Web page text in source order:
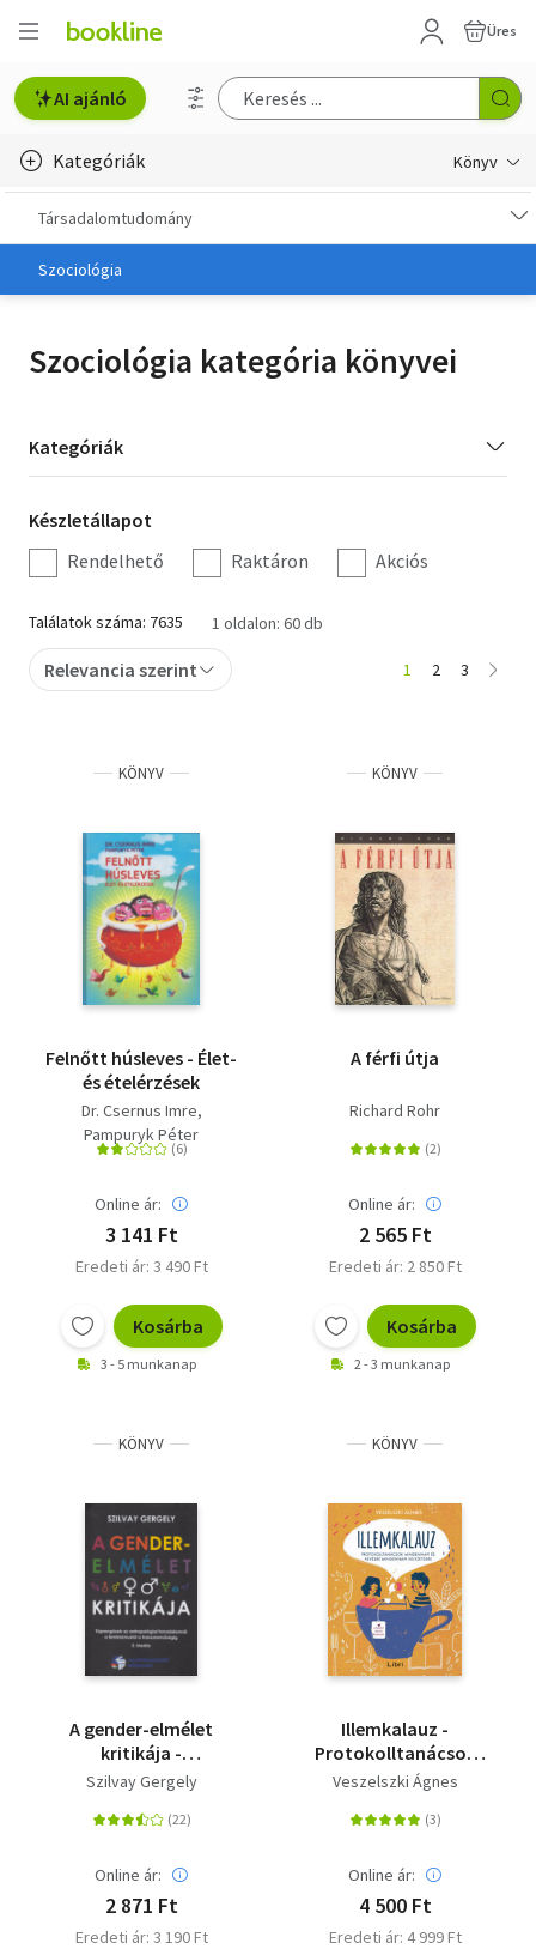
Üres
AI ajánló
Kategóriák Könyv
Életmód, egészség
Erotika
Hobbi, szabadidő
Művészet
Szakkönyv
Szótár, nyelvkönyv
Tankönyv, segédkönyv
Társadalomtudomány
Történelem
Társadalomtudomány
Szociológia
Szociológia kategória könyvei
Kategória
szűrés
Kategóriák
Készletállapot
szűrés
Készletállapot
Rendelhető
Raktáron Akciós
Találatok száma: 7635 1 oldalon: 60 db
Relevancia szerint 1 2 3
KÖNYV
Felnőtt húsleves - Élet-
és ételérzések
Dr. Csernus Imre
Pampuryk Péter
Online ár:
3 141 Ft
Eredeti ár: 3 490 Ft
Kosárba
3 - 5 munkanap
KÖNYV
A férfi útja
Richard Rohr
Online ár:
2 565 Ft
Eredeti ár: 2 850 Ft
Kosárba
2 - 3 munkanap
KÖNYV
A gender-elmélet
kritikája -
Töprengések az
forradalomról a
transzneműségig
Szilvay Gergely
Online ár:
2 871 Ft
Eredeti ár: 3 190 Ft
KÖNYV
Illemkalauz -
Protokolltanácsok
mindennapi és kevésbé
helyzetekre
Veszelszki Ágnes
Online ár:
4 500 Ft
Eredeti ár: 4 999 Ft